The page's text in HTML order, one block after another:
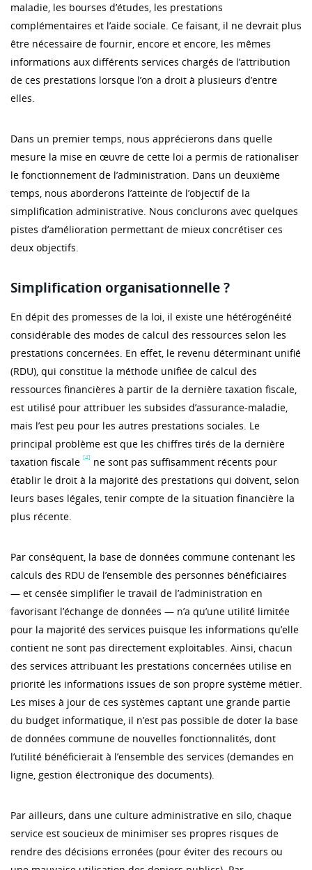
maladie, les bourses d’études, les prestations
complémentaires et l’aide sociale. Ce faisant, il ne devrait plus
être nécessaire de fournir, encore et encore, les mêmes
informations aux différents services chargés de l’attribution
de ces prestations lorsque l’on a droit à plusieurs d’entre
elles.
Dans un premier temps, nous apprécierons dans quelle
mesure la mise en œuvre de cette loi a permis de rationaliser
le fonctionnement de l’administration. Dans un deuxième
temps, nous aborderons l’atteinte de l’objectif de la
simplification administrative. Nous conclurons avec quelques
pistes d’amélioration permettant de mieux concrétiser ces
deux objectifs.
Simplification organisationnelle ?
En dépit des promesses de la loi, il existe une hétérogénéité
considérable des modes de calcul des ressources selon les
prestations concernées. En effet, le revenu déterminant unifié
(RDU), qui constitue la méthode unifiée de calcul des
ressources financières à partir de la dernière taxation fiscale,
est utilisé pour attribuer les subsides d’assurance-maladie,
mais l’est peu pour les autres prestations sociales. Le
principal problème est que les chiffres tirés de la dernière
taxation fiscale [4] ne sont pas suffisamment récents pour
établir le droit à la majorité des prestations qui doivent, selon
leurs bases légales, tenir compte de la situation financière la
plus récente.
Par conséquent, la base de données commune contenant les
calculs des RDU de l’ensemble des personnes bénéficiaires
— et censée simplifier le travail de l’administration en
favorisant l’échange de données — n’a qu’une utilité limitée
pour la majorité des services puisque les informations qu’elle
contient ne sont pas directement exploitables. Ainsi, chacun
des services attribuant les prestations concernées utilise en
priorité les informations issues de son propre système métier.
Les mises à jour de ces systèmes captant une grande partie
du budget informatique, il n’est pas possible de doter la base
de données commune de nouvelles fonctionnalités, dont
l’utilité bénéficierait à l’ensemble des services (demandes en
ligne, gestion électronique des documents).
Par ailleurs, dans une culture administrative en silo, chaque
service est soucieux de minimiser ses propres risques de
rendre des décisions erronées (pour éviter des recours ou